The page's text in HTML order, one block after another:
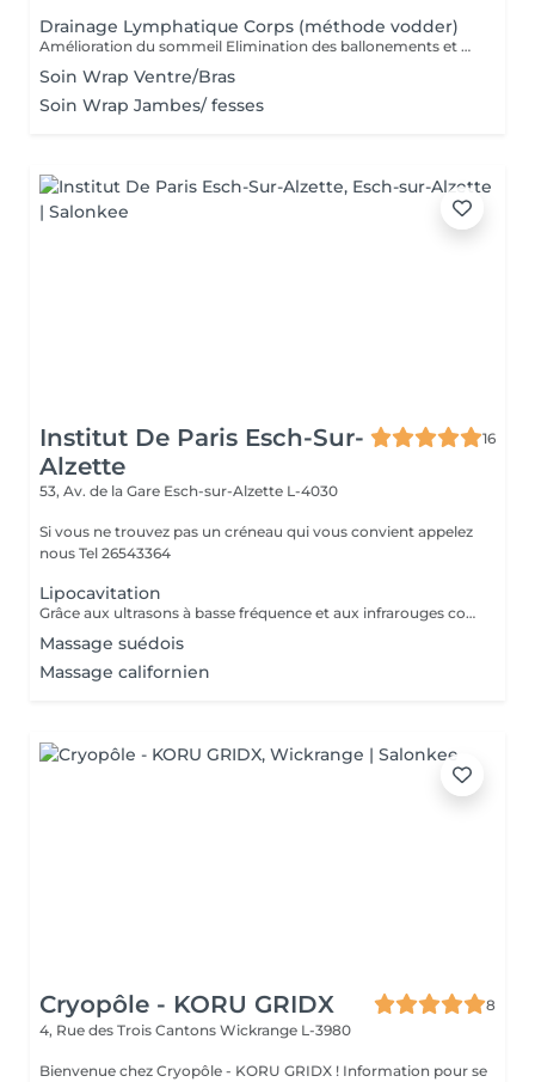
Drainage Lymphatique Corps (méthode vodder)
Amélioration du sommeil Elimination des ballonements et des toxines Stimulation du système immunitaire Manoeuvres douces
Soin Wrap Ventre/Bras
Soin Wrap Jambes/ fesses
Institut De Paris Esch-Sur-
Alzette
16
53, Av. de la Gare Esch-sur-Alzette L-4030
Si vous ne trouvez pas un créneau qui vous convient appelez
nous Tel 26543364
Lipocavitation
Grâce aux ultrasons à basse fréquence et aux infrarouges combiné sur un même appareil la CCAV vous permet de perdre du poids ainsi que de raffermir la peau relâchée une vrai solution pour éviter la chirurgie esthétique, la CCAV permet aussi d'améliorer l'aspect de la peau et éliminer la cellulite
Massage suédois
Massage californien
Cryopôle - KORU GRIDX
8
4, Rue des Trois Cantons Wickrange L-3980
Bienvenue chez Cryopôle - KORU GRIDX ! Information pour se